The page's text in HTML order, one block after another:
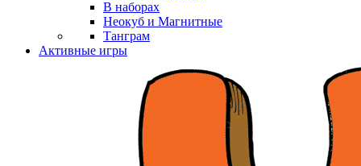
В наборах
Неокуб и Магнитные
Танграм
Активные игры